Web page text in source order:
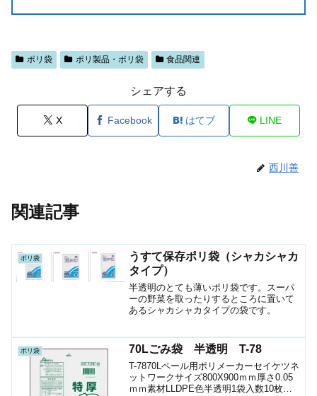
ポリ袋 ポリ製品・ポリ袋 食品関連
シェアする
X Facebook はてブ LINE
西川善
関連記事
ポリ袋
うすて保存ポリ袋（シャカシャカ
タイプ）
半透明のとても薄いポリ袋です。スーパ
ーの野菜を取ったりするところに置いて
あるシャカシャカタイプの袋です。
ポリ袋 70Lごみ袋 半透明 T-78
T-7870Lペール用ポリメーカーセイケツネ
ットワークサイズ800X900ｍｍ厚さ0.05
ｍｍ素材LLDPE色半透明1袋入数10枚箱